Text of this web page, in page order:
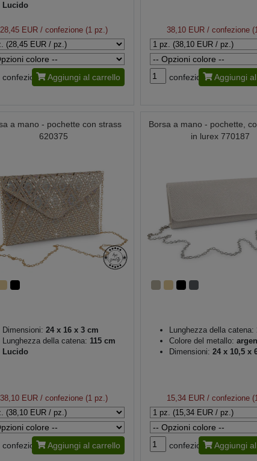
Lucido
28,45 EUR/ confezione (1 pz.)
confezione Aggiungi al carrello
38,10 EUR/ confezione
confezione Aggiungi
a mano - pochette con strass
620375
Dimensioni: 24 x 16 x 3 cm
Lunghezza della catena: 115 cm
Lucido
38,10 EUR/ confezione (1 pz.)
confezione Aggiungi al carrello
Borsa a mano - pochette,
in lurex 770187
Lunghezza della catena:
Colore del metallo:
Dimensioni: 24 x 10,5 x
15,34 EUR/ confezione
confezione Aggiungi